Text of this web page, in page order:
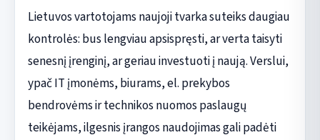
Lietuvos vartotojams naujoji tvarka suteiks daugiau
kontrolės: bus lengviau apsispręsti, ar verta taisyti
senesnį įrenginį, ar geriau investuoti į naują. Verslui,
ypač IT įmonėms, biurams, el. prekybos
bendrovėms ir technikos nuomos paslaugų
teikėjams, ilgesnis įrangos naudojimas gali padėti